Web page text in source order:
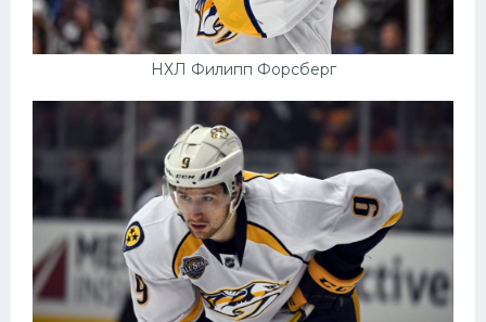
НХЛ Филипп Форсберг